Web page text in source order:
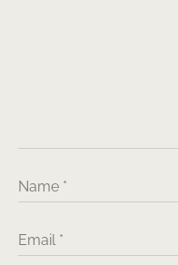
Name *
Email *